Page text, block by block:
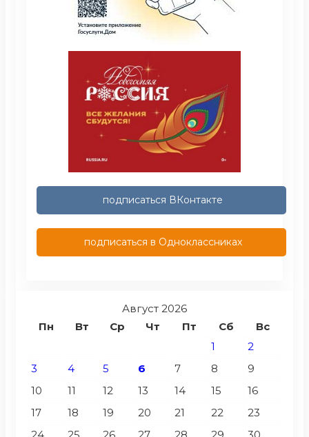
подписаться ВКонтакте
подписаться в Одноклассниках
Август 2026
Пн
Вт Ср Чт Пт Сб
Вс
1
2
3
4 5 6 7 8
9
10
11 12 13 14 15
16
17
18 19 20 21 22
23